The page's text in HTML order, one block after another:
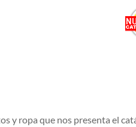
y ropa que nos presenta el